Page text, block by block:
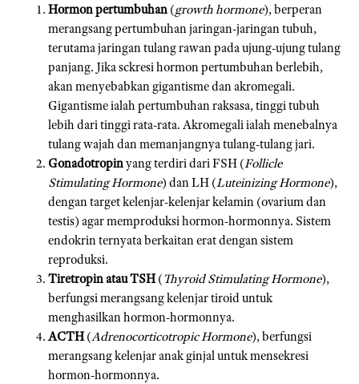
Hormon pertumbuhan (growth hormone), berperan
merangsang pertumbuhan jaringan-jaringan tubuh,
terutama jaringan tulang rawan pada ujung-ujung tulang
panjang. Jika sckresi hormon pertumbuhan berlebih,
akan menyebabkan gigantisme dan akromegali.
Gigantisme ialah pertumbuhan raksasa, tinggi tubuh
lebih dari tinggi rata-rata. Akromegali ialah menebalnya
tulang wajah dan memanjangnya tulang-tulang jari.
Gonadotropinyang terdiri dari FSH (Follicle
Stimulating Hormone) dan LH (Luteinizing Hormone),
dengan target kelenjar-kelenjar kelamin (ovarium dan
testis) agar memproduksi hormon-hormonnya. Sistem
endokrin ternyata berkaitan erat dengan sistem
reproduksi.
Tiretropin atau TSH(Thyroid Stimulating Hormone),
berfungsi merangsang kelenjar tiroid untuk
menghasilkan hormon-hormonnya.
ACTH(Adrenocorticotropic Hormone), berfungsi
merangsang kelenjar anak ginjal untuk mensekresi
hormon-hormonnya.